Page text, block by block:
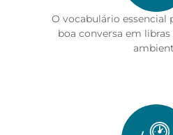
O vocabulário essencial
boa conversa em